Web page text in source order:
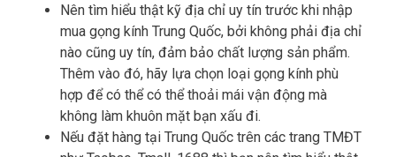
Nên tìm hiểu thật kỹ địa chỉ uy tín trước khi nhập
mua gọng kính Trung Quốc, bởi không phải địa chỉ
nào cũng uy tín, đảm bảo chất lượng sản phẩm.
Thêm vào đó, hãy lựa chọn loại gọng kính phù
hợp để có thể có thể thoải mái vận động mà
không làm khuôn mặt bạn xấu đi.
Nếu đặt hàng tại Trung Quốc trên các trang TMĐT